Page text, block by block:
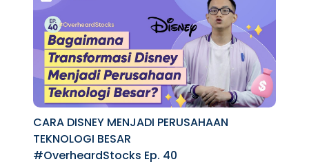
CARA DISNEY MENJADI PERUSAHAAN
TEKNOLOGI BESAR
#OverheardStocks Ep. 40